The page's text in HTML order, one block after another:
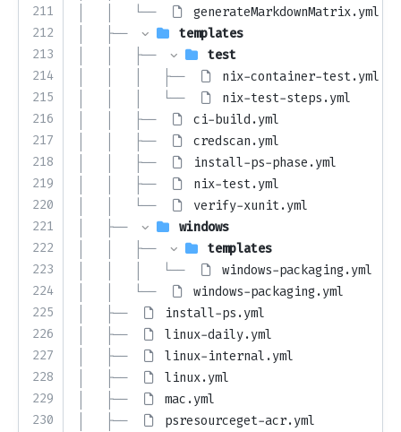
211
212
213
214
215
216
217
218
219
220
221
222
223
224
225
226
227
228
229
230
│   │   └──
generateMarkdownMatrix.yml
│   ├──
templates
│   │   ├──
test
│   │   │   ├──
nix-container-test.yml
│   │   │   └──
nix-test-steps.yml
│   │   ├──
ci-build.yml
│   │   ├──
credscan.yml
│   │   ├──
install-ps-phase.yml
│   │   ├──
nix-test.yml
│   │   └──
verify-xunit.yml
│   ├──
windows
│   │   ├──
templates
│   │   │   └──
windows-packaging.yml
│   │   └──
windows-packaging.yml
│   ├──
install-ps.yml
│   ├──
linux-daily.yml
│   ├──
linux-internal.yml
│   ├──
linux.yml
│   ├──
mac.yml
│   ├──
psresourceget-acr.yml